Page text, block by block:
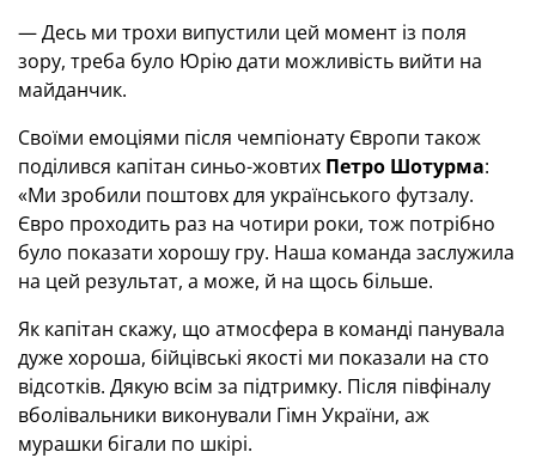
— Десь ми трохи випустили цей момент із поля
зору, треба було Юрію дати можливість вийти на
майданчик.
Своїми емоціями після чемпіонату Європи також
поділився капітан синьо-жовтих Петро Шотурма:
«Ми зробили поштовх для українського футзалу.
Євро проходить раз на чотири роки, тож потрібно
було показати хорошу гру. Наша команда заслужила
на цей результат, а може, й на щось більше.
Як капітан скажу, що атмосфера в команді панувала
дуже хороша, бійцівські якості ми показали на сто
відсотків. Дякую всім за підтримку. Після півфіналу
вболівальники виконували Гімн України, аж
мурашки бігали по шкірі.